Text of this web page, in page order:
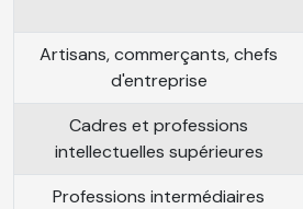
Artisans, commerçants, chefs
d'entreprise
Cadres et professions
intellectuelles supérieures
Professions intermédiaires